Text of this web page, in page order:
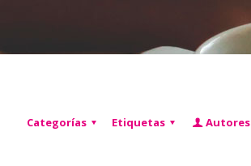
Categorías Etiquetas
Autores